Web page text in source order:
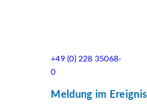
+49 (0) 228 35068-
0
Meldung im